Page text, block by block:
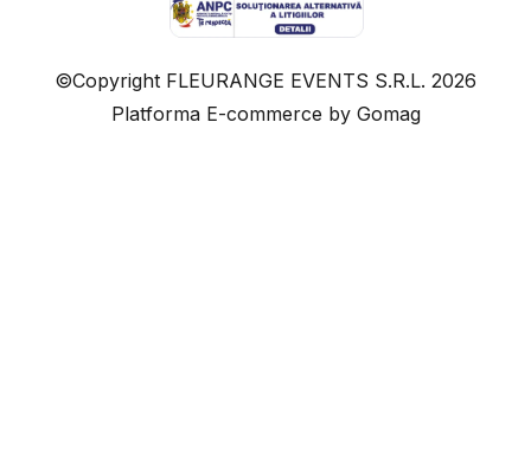
©Copyright FLEURANGE EVENTS S.R.L. 2026
Platforma E-commerce by Gomag